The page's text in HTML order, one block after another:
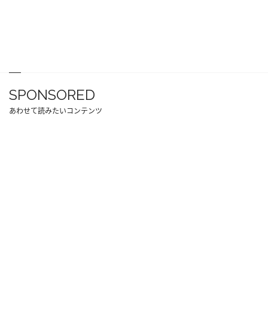
SPONSORED
あわせて読みたいコンテンツ